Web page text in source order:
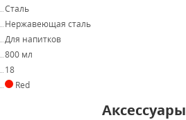
Сталь
Нержавеющая сталь
Для напитков
800 мл
18
Red
Аксессуары